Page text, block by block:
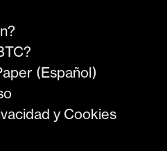
(Español)
y Cookies